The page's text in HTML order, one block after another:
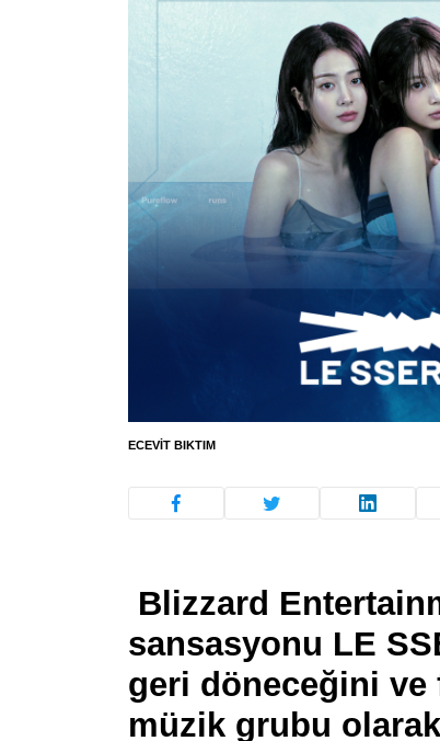
ECEVIT BIKTIM
Blizzard
sansasyonu LE
geri döneceğini ve
müzik grubu